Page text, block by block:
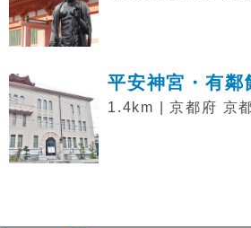
平安神宮・有鄰
1.4km | 京都府 京